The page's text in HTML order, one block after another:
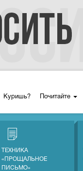
Куришь? Почитайте
ТЕХНИКА
«ПРОЩАЛЬНОЕ
ПИСЬМО»